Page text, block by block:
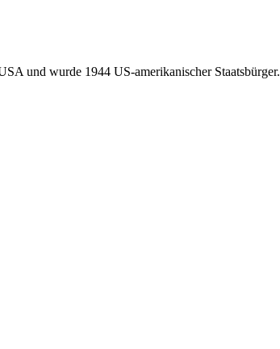
und wurde 1944 US-amerikanischer Staatsbürger.